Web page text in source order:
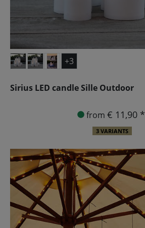
+3
Sirius LED candle Sille Outdoor
from € 11,90 *
3 VARIANTS